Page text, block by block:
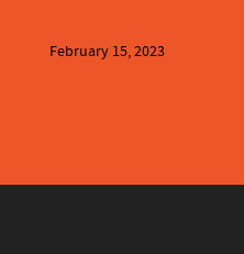
February 15, 2023